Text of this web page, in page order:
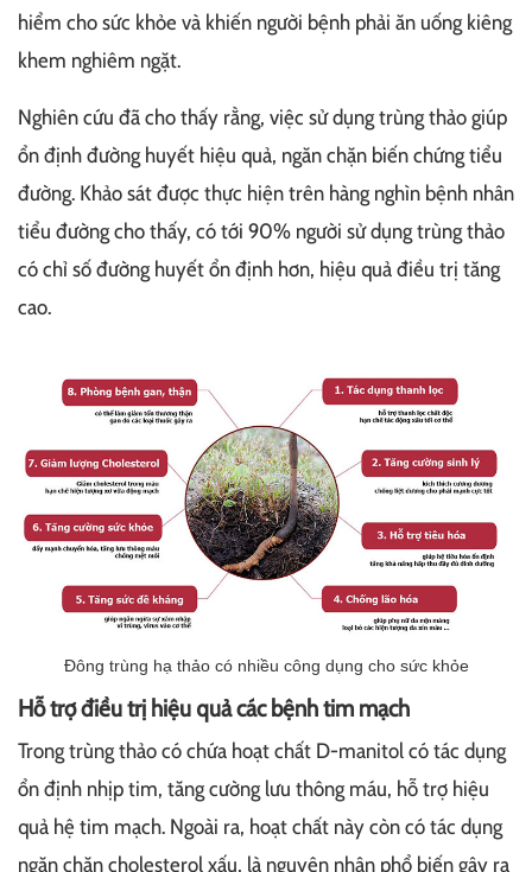
hiểm cho sức khỏe và khiến người bệnh phải ăn uống kiêng
khem nghiêm ngặt.
Nghiên cứu đã cho thấy rằng, việc sử dụng trùng thảo giúp
ổn định đường huyết hiệu quả, ngăn chặn biến chứng tiểu
đường. Khảo sát được thực hiện trên hàng nghìn bệnh nhân
tiểu đường cho thấy, có tới 90% người sử dụng trùng thảo
có chỉ số đường huyết ổn định hơn, hiệu quả điều trị tăng
cao.
Đông trùng hạ thảo có nhiều công dụng cho sức khỏe
Hỗ trợ điều trị hiệu quả các bệnh tim mạch
Trong trùng thảo có chứa hoạt chất D-manitol có tác dụng
ổn định nhịp tim, tăng cường lưu thông máu, hỗ trợ hiệu
quả hệ tim mạch. Ngoài ra, hoạt chất này còn có tác dụng
ngăn chặn cholesterol xấu, là nguyên nhân phổ biến gây ra